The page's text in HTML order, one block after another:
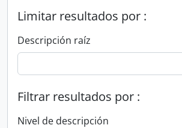
Limitar resultados por :
Descripción raíz
Filtrar resultados por :
Nivel de descripción